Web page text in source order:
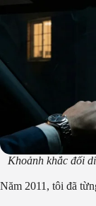
Khoảnh khắc đối
Năm 2011, tôi đã